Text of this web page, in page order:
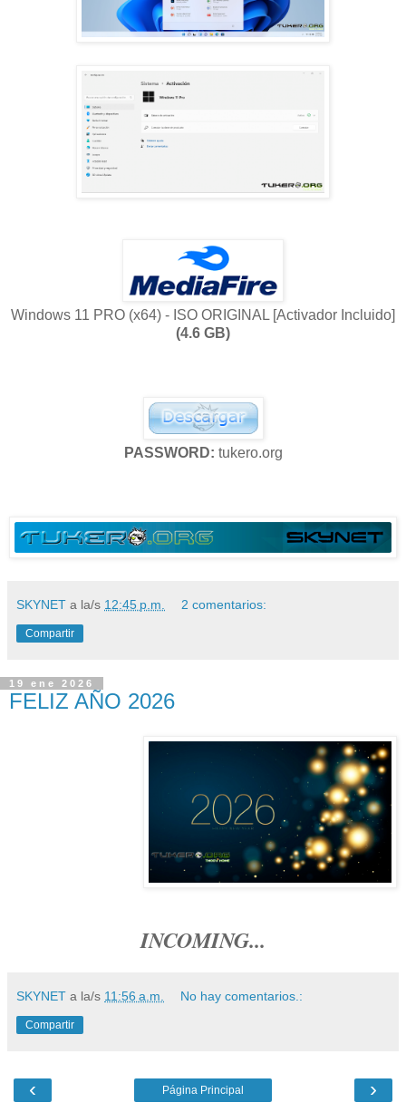
Windows 11 PRO (x64) - ISO ORIGINAL [Activador Incluido]
(4.6 GB)
PASSWORD: tukero.org
SKYNET a la/s 12:45 p.m. 2 comentarios:
Compartir
19 ene 2026
FELIZ AÑO 2026
INCOMING...
SKYNET a la/s 11:56 a.m. No hay comentarios.:
Compartir
‹ ›
Página Principal